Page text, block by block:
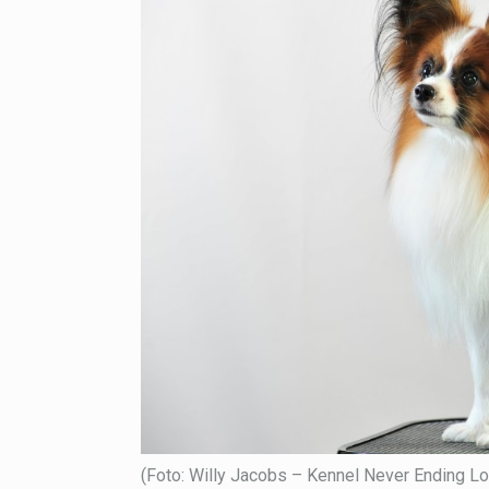
(Foto: Willy Jacobs – Kennel Never Ending